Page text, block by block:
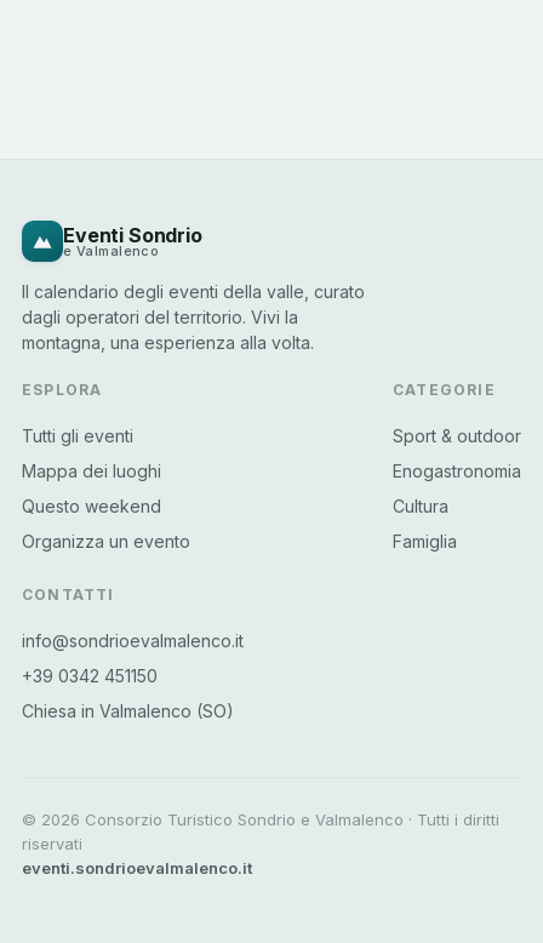
Eventi Sondrio
e Valmalenco
Il calendario degli eventi della valle, curato
dagli operatori del territorio. Vivi la
montagna, una esperienza alla volta.
ESPLORA
Tutti gli eventi
Mappa dei luoghi
Questo weekend
Organizza un evento
CATEGORIE
Sport & outdoor
Enogastronomia
Cultura
Famiglia
CONTATTI
info@sondrioevalmalenco.it
+39 0342 451150
Chiesa in Valmalenco (SO)
© 2026 Consorzio Turistico Sondrio e Valmalenco · Tutti i diritti
riservati
eventi.sondrioevalmalenco.it